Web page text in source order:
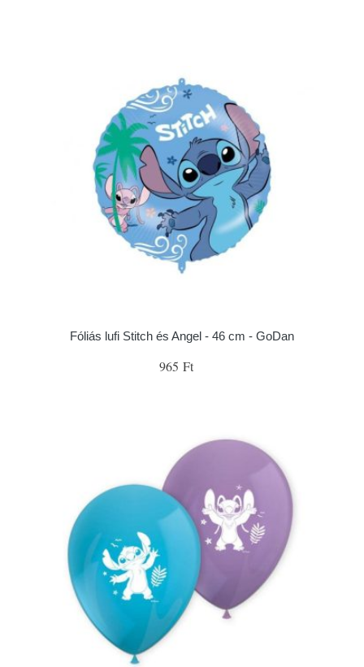
Fóliás lufi Stitch és Angel - 46 cm - GoDan
965 Ft